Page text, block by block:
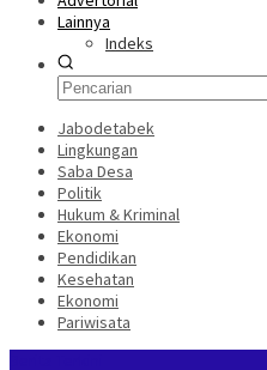
Lainnya
Indeks
Jabodetabek
Lingkungan
Saba Desa
Politik
Hukum & Kriminal
Ekonomi
Pendidikan
Kesehatan
Ekonomi
Pariwisata